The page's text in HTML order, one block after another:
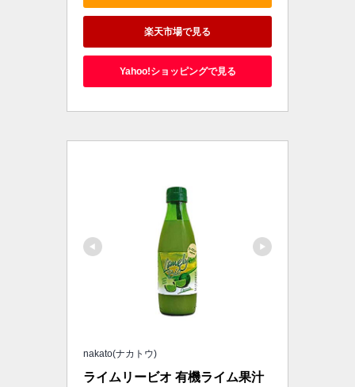
楽天市場で見る
Yahoo!ショッピングで見る
nakato(ナカトウ)
ライムリービオ 有機ライム果汁